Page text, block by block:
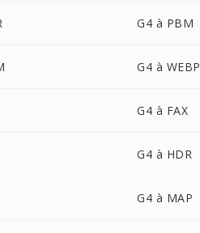
G4 à PBM
G4 à WEBP
G4 à FAX
G4 à HDR
G4 à MAP